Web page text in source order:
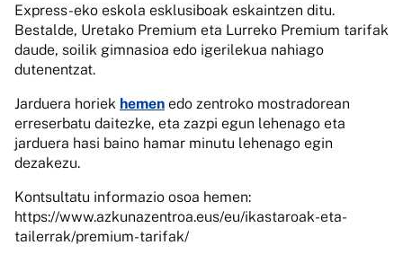
Express-eko eskola esklusiboak eskaintzen ditu.
Bestalde, Uretako Premium eta Lurreko Premium tarifak
daude, soilik gimnasioa edo igerilekua nahiago
dutenentzat.
Jarduera horiek hemen edo zentroko mostradorean
erreserbatu daitezke, eta zazpi egun lehenago eta
jarduera hasi baino hamar minutu lehenago egin
dezakezu.
Kontsultatu informazio osoa hemen:
https://www.azkunazentroa.eus/eu/ikastaroak-eta-
tailerrak/premium-tarifak/